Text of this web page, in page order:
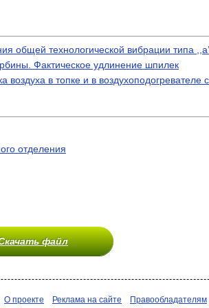
общей технологической вибрации типа
Фактическое удлинение шпилек
в топке и в воздухоподогревателе
отделения
файл
О проекте Реклама на сайте Правообладателям